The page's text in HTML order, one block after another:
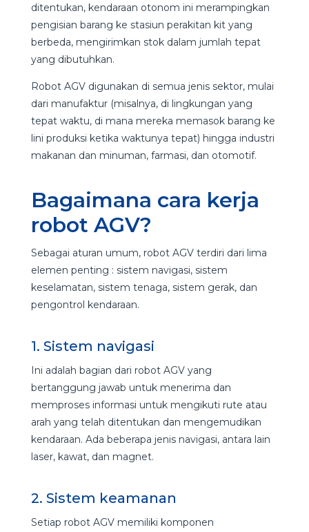
ditentukan, kendaraan otonom ini merampingkan
pengisian barang ke stasiun perakitan kit yang
berbeda, mengirimkan stok dalam jumlah tepat
yang dibutuhkan.
Robot AGV digunakan di semua jenis sektor, mulai
dari manufaktur (misalnya, di lingkungan yang
tepat waktu, di mana mereka memasok barang ke
lini produksi ketika waktunya tepat) hingga industri
makanan dan minuman, farmasi, dan otomotif.
Bagaimana cara kerja
robot AGV?
Sebagai aturan umum, robot AGV terdiri dari lima
elemen penting : sistem navigasi, sistem
keselamatan, sistem tenaga, sistem gerak, dan
pengontrol kendaraan.
1. Sistem navigasi
Ini adalah bagian dari robot AGV yang
bertanggung jawab untuk menerima dan
memproses informasi untuk mengikuti rute atau
arah yang telah ditentukan dan mengemudikan
kendaraan. Ada beberapa jenis navigasi, antara lain
laser, kawat, dan magnet.
2. Sistem keamanan
Setiap robot AGV memiliki komponen